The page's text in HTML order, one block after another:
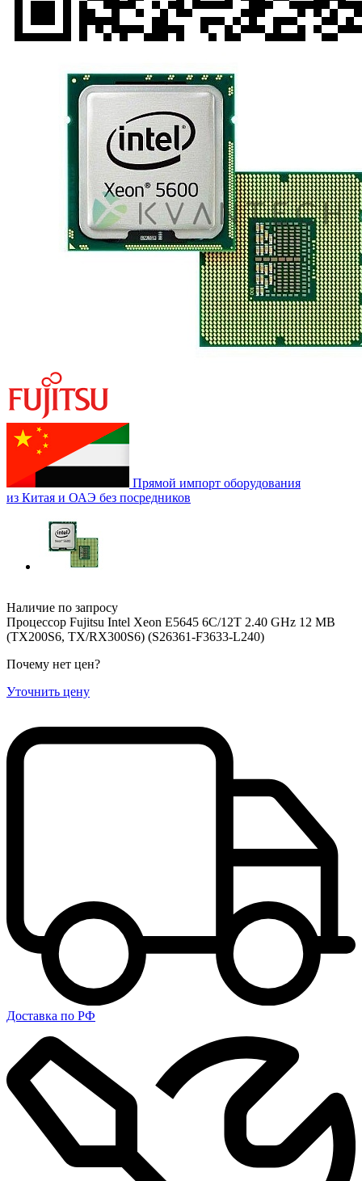
Прямой импорт оборудования
из Китая и ОАЭ без посредников
Наличие по запросу
Процессор Fujitsu Intel Xeon E5645 6C/12T 2.40 GHz 12 MB
(TX200S6, TX/RX300S6) (S26361-F3633-L240)
Почему нет цен?
Уточнить цену
Доставка по РФ